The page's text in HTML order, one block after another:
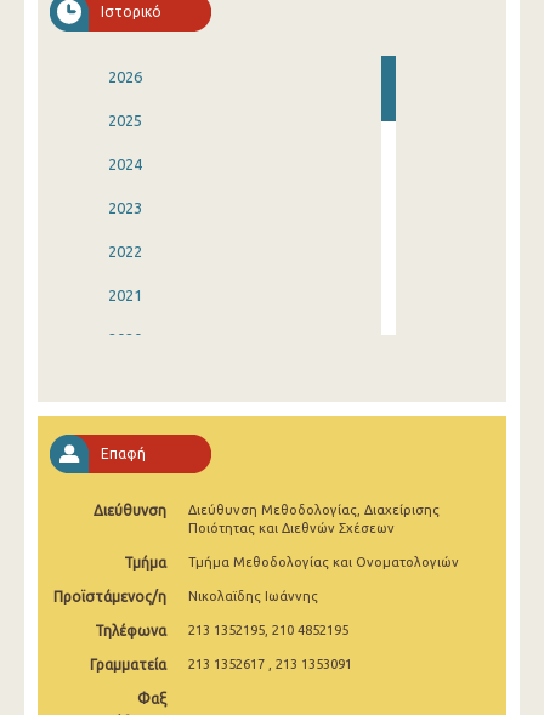
Ιστορικό
2026
2025
2024
2023
2022
2021
2020
2017
2016
2015
2014
2012
Επαφή
Διεύθυνση
Διεύθυνση Μεθοδολογίας, Διαχείρισης
Ποιότητας και Διεθνών Σχέσεων
Τμήμα Τμήμα Μεθοδολογίας και Ονοματολογιών
Προϊστάμενος/η Νικολαϊδης Ιωάννης
Τηλέφωνα 213 1352195, 210 4852195
Γραμματεία 213 1352617 , 213 1353091
Φαξ